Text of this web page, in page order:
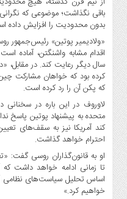
دیجیتال
کشاورزی
و
صنایع
غذایی
سیاسی
و
بین
الملل
نگاه
روز
گوناگون
باقی نگذاشت؛ موضوعی که
بدون محدودیت را افزایش داده
«ولادیمیر پوتین» رئیس‌جمهور
اقدام مشابه واشنگتن، آماده
سال دیگر رعایت کند. در مقابل،
کرده بود که خواهان مشارکت
که پکن آن را رد کرده است.
لاوروف در این باره در سخنانی
متحده به پیشنهاد پوتین پاسخ
کند آمریکا نیز به سقف‌های
احترام خواهد گذاشت.
او به قانون‌گذاران روسی گفت:
تا زمانی ادامه خواهد داشت که
اساس تحلیل سیاست‌های نظامی
خواهیم کرد.»